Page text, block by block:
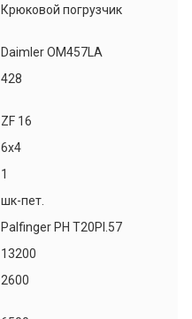
Крюковой погрузчик
Daimler OM457LA
428
ZF 16
6х4
1
шк-пет.
Palfinger РН Т20РI.57
13200
2600